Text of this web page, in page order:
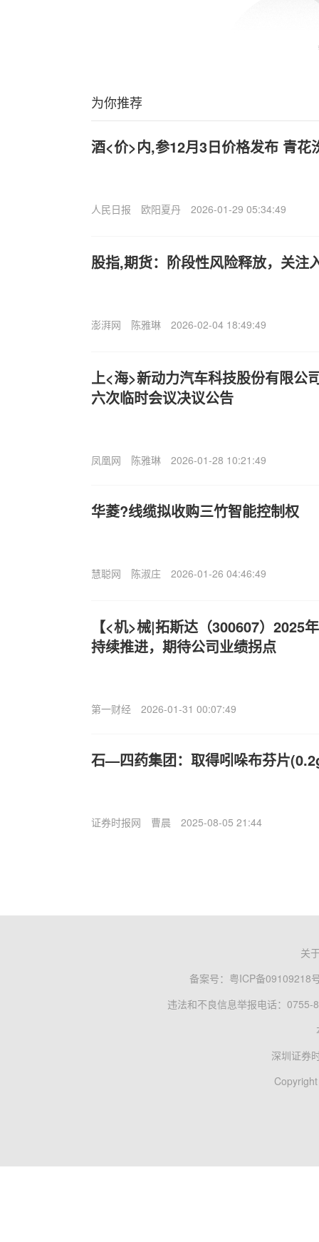
为你推荐
酒<价>内,参12月3日价格发布 青花
人民日报 欧阳夏丹 2026-01-29 05:34:49
股指,期货：阶段性风险释放，关注
澎湃网 陈雅琳 2026-02-04 18:49:49
上<海>新动力汽车科技股份有限公
六次临时会议决议公告
凤凰网 陈雅琳 2026-01-28 10:21:49
华菱?线缆拟收购三竹智能控制权
慧聪网 陈淑庄 2026-01-26 04:46:49
【<机>械|拓斯达（300607）2025
持续推进，期待公司业绩拐点
第一财经 2026-01-31 00:07:49
石—四药集团：取得吲哚布芬片
证券时报网 曹晨 2025-08-05 21:44
关
备案号： 粤ICP备09109218
违法和不良信息举报电话：0755-
深圳证券